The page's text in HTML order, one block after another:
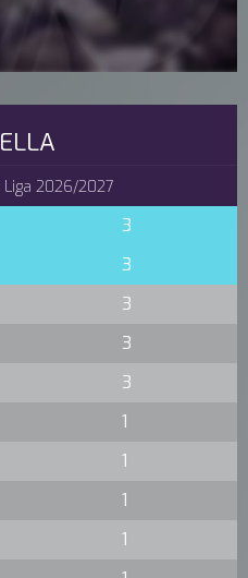
2026/2027
3
3
3
3
3
1
1
1
1